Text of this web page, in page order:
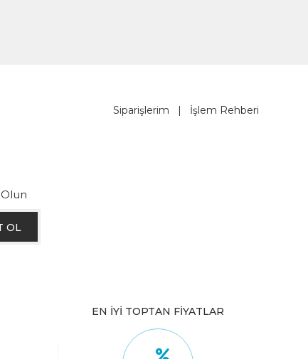
Siparişlerim İşlem Rehberi
OL
EN İYİ TOPTAN FİYATLAR